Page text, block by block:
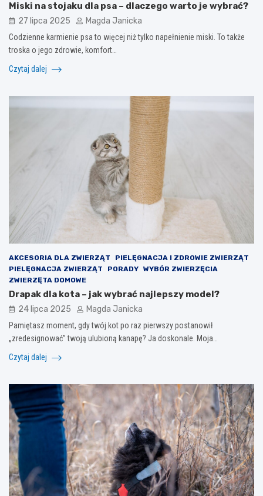
Miski na stojaku dla psa – dlaczego warto je wybrać?
27 lipca 2025 Magda Janicka
Codzienne karmienie psa to więcej niż tylko napełnienie miski. To także
troska o jego zdrowie, komfort…
Czytaj dalej
AKCESORIA DLA ZWIERZĄT
PIELĘGNACJA I ZDROWIE ZWIERZĄT
PIELĘGNACJA ZWIERZĄT
PORADY WYBÓR ZWIERZĘCIA
ZWIERZĘTA DOMOWE
Drapak dla kota – jak wybrać najlepszy model?
24 lipca 2025 Magda Janicka
Pamiętasz moment, gdy twój kot po raz pierwszy postanowił
„zredesignować” twoją ulubioną kanapę? Ja doskonale. Moja…
Czytaj dalej